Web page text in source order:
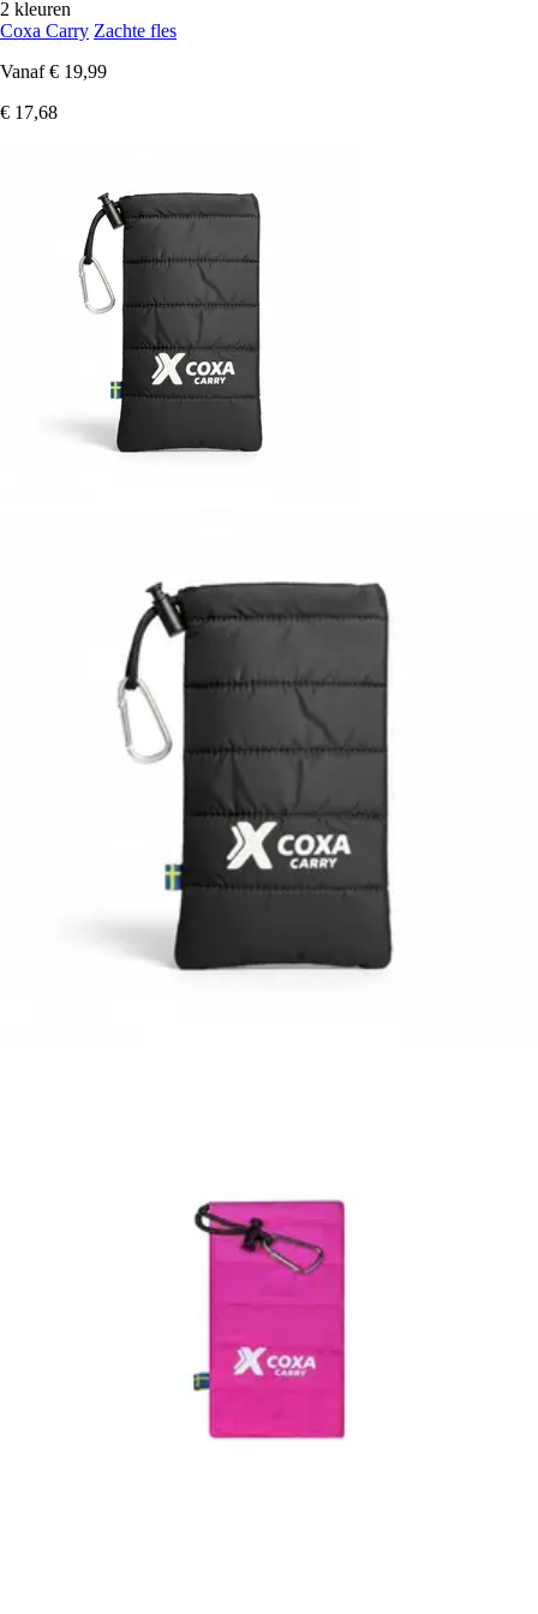
2 kleuren
Coxa Carry Zachte fles
Vanaf € 19,99
€ 17,68